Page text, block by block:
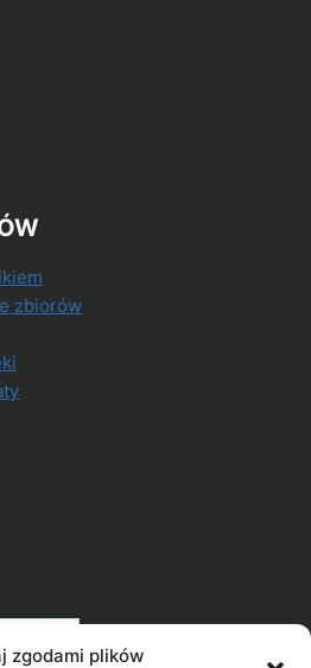
zgodami plików
zbiorów